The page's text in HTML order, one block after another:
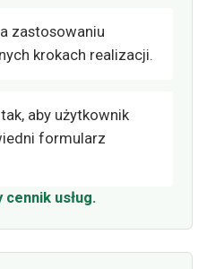
zastosowaniu
krokach realizacji.
aby użytkownik
formularz
usług.